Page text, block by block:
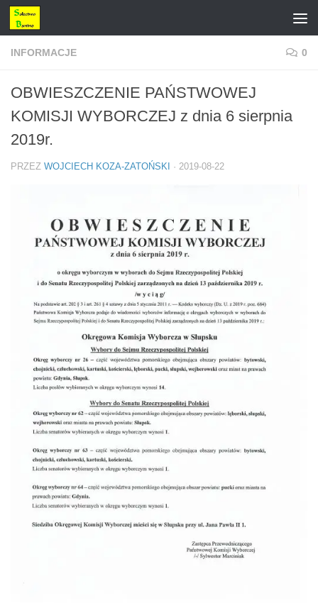
Przejdź do treści
INFORMACJE 0
OBWIESZCZENIE PAŃSTWOWEJ
KOMISJI WYBORCZEJ z dnia 6 sierpnia
2019r.
PRZEZ WOJCIECH KOZA-ZATOŃSKI · 2019-08-22